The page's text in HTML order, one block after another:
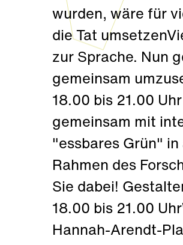
wurden, wäre für
die Tat
zur Sprache. Nun
gemeinsam
18.00 bis 21.00
gemeinsam mit
"essbares Grün"
Rahmen des
Sie dabei!
18.00 bis 21.00
Hannah-Arendt-